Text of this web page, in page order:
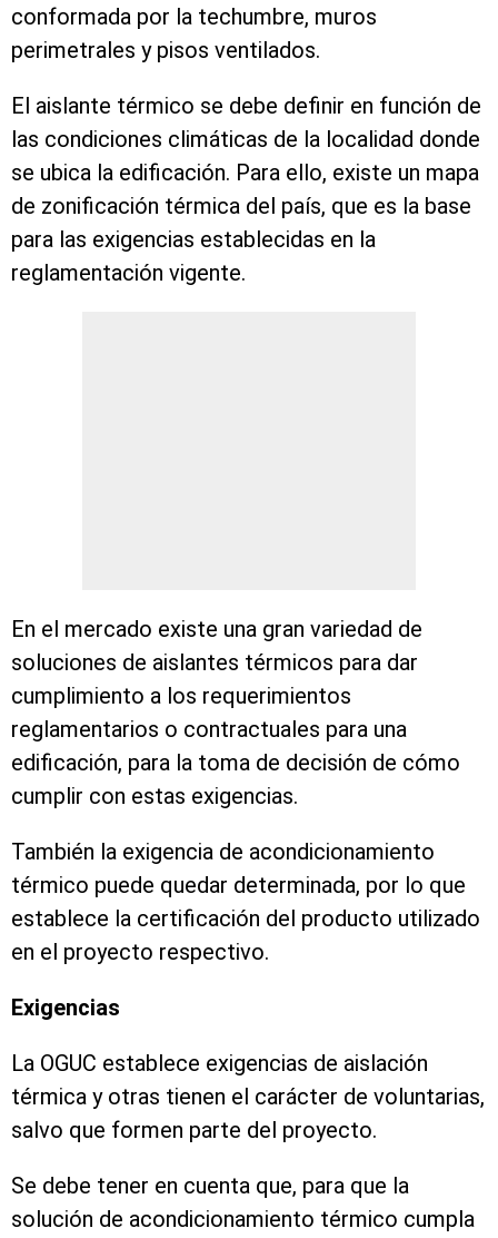
conformada por la techumbre, muros
perimetrales y pisos ventilados.
El aislante térmico se debe definir en función de
las condiciones climáticas de la localidad donde
se ubica la edificación. Para ello, existe un mapa
de zonificación térmica del país, que es la base
para las exigencias establecidas en la
reglamentación vigente.
En el mercado existe una gran variedad de
soluciones de aislantes térmicos para dar
cumplimiento a los requerimientos
reglamentarios o contractuales para una
edificación, para la toma de decisión de cómo
cumplir con estas exigencias.
También la exigencia de acondicionamiento
térmico puede quedar determinada, por lo que
establece la certificación del producto utilizado
en el proyecto respectivo.
Exigencias
La OGUC establece exigencias de aislación
térmica y otras tienen el carácter de voluntarias,
salvo que formen parte del proyecto.
Se debe tener en cuenta que, para que la
solución de acondicionamiento térmico cumpla